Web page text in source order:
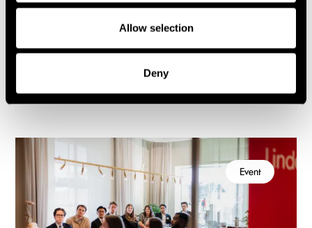
Allow selection
Deny
Nyheter, event och insikter
Event